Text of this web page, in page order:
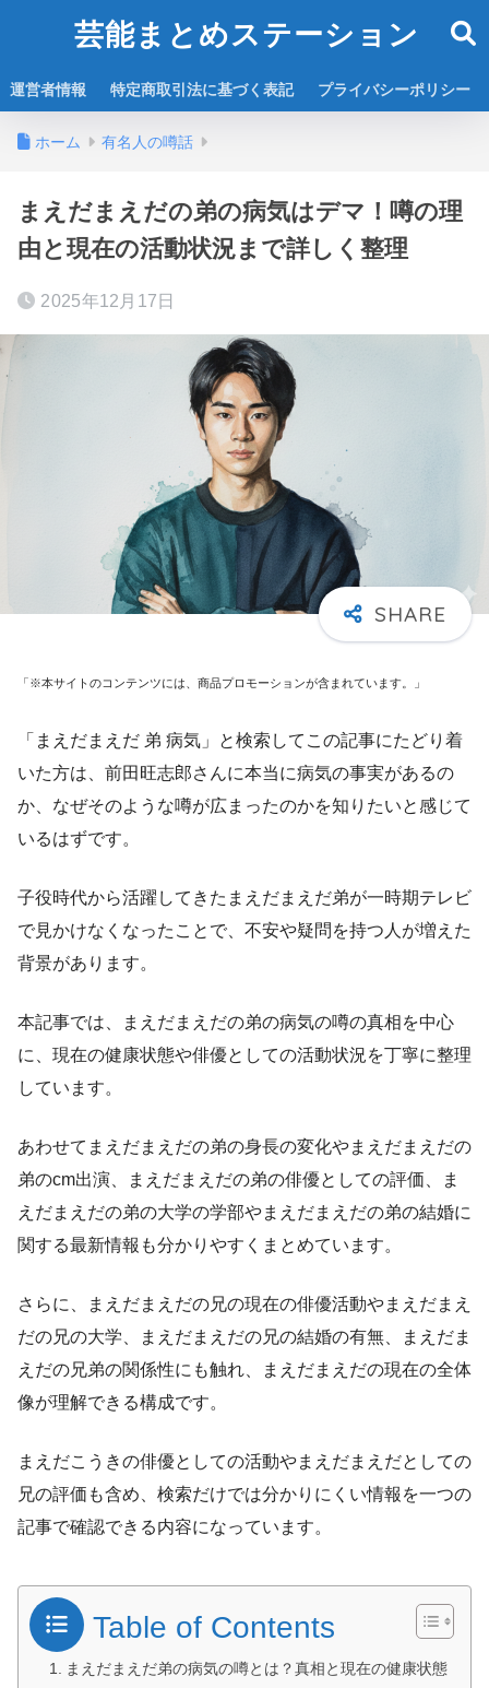
芸能まとめステーション
運営者情報 特定商取引法に基づく表記 プライバシーポリシー
ホーム 有名人の噂話
まえだまえだの弟の病気はデマ！噂の理
由と現在の活動状況まで詳しく整理
2025年12月17日
「※本サイトのコンテンツには、商品プロモーションが含まれています。」
「まえだまえだ 弟 病気」と検索してこの記事にたどり着
いた方は、前田旺志郎さんに本当に病気の事実があるの
か、なぜそのような噂が広まったのかを知りたいと感じて
いるはずです。
子役時代から活躍してきたまえだまえだ弟が一時期テレビ
で見かけなくなったことで、不安や疑問を持つ人が増えた
背景があります。
本記事では、まえだまえだの弟の病気の噂の真相を中心
に、現在の健康状態や俳優としての活動状況を丁寧に整理
しています。
あわせてまえだまえだの弟の身長の変化やまえだまえだの
弟のcm出演、まえだまえだの弟の俳優としての評価、ま
えだまえだの弟の大学の学部やまえだまえだの弟の結婚に
関する最新情報も分かりやすくまとめています。
さらに、まえだまえだの兄の現在の俳優活動やまえだまえ
だの兄の大学、まえだまえだの兄の結婚の有無、まえだま
えだの兄弟の関係性にも触れ、まえだまえだの現在の全体
像が理解できる構成です。
まえだこうきの俳優としての活動やまえだまえだとしての
兄の評価も含め、検索だけでは分かりにくい情報を一つの
記事で確認できる内容になっています。
Table of Contents
まえだまえだ弟の病気の噂とは？真相と現在の健康状態